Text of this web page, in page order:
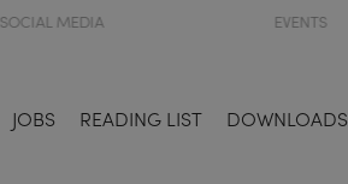
SOCIAL MEDIA EVENTS
JOBS READING LIST DOWNLOADS